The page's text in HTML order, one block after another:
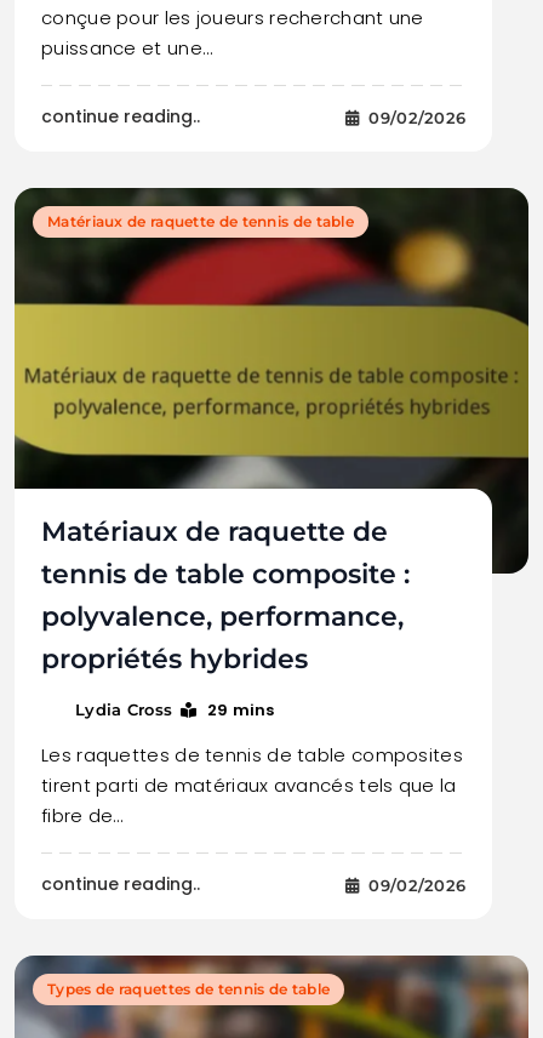
conçue pour les joueurs recherchant une
puissance et une…
continue reading.. 09/02/2026
Matériaux de raquette de tennis de table
Matériaux de raquette de
tennis de table composite :
polyvalence, performance,
propriétés hybrides
Lydia Cross 29 mins
Les raquettes de tennis de table composites
tirent parti de matériaux avancés tels que la
fibre de…
continue reading.. 09/02/2026
Types de raquettes de tennis de table